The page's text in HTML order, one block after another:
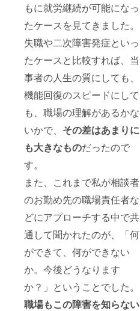
もに就労継続が可能になっ
たケースを見てきました。
失職や二次障害発症といっ
たケースと比較すれば、当
事者の人生の質にしても、
機能回復のスピードにして
も、職場の理解があるかな
いかで、 その差はあまりに
も大きなものだったので
す。
また、これまで私が相談者
のお勤め先の職場責任者な
どにアプローチする中で共
通して聞かれたのが、「何
ができて、何ができない
か。今後どうなります
か？」ということでした。
職場もこの障害を知らない